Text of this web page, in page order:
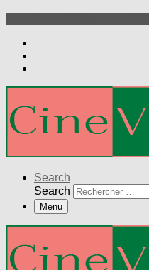
Search
Search
Menu